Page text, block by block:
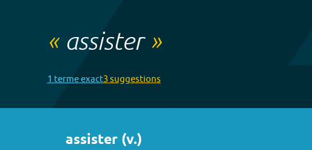
« assister»
1 termeexact3suggestions
assister (v.)